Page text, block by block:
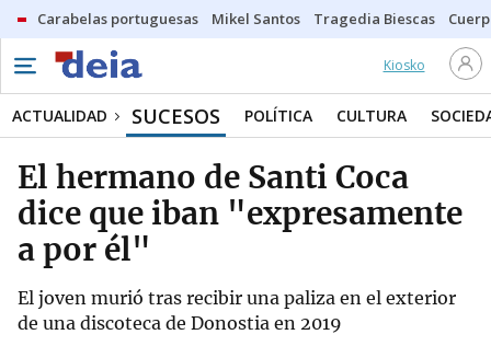
Carabelas portuguesas Mikel Santos Tragedia Biescas
Kiosko
ACTUALIDAD SUCESOS POLÍTICA CULTURA
El hermano de Santi Coca
dice que iban "expresamente
a por él"
El joven murió tras recibir una paliza en el exterior
de una discoteca de Donostia en 2019